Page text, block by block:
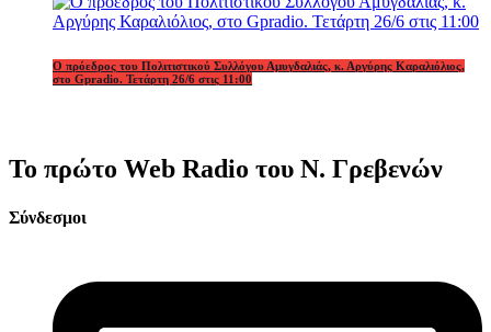
Ο πρόεδρος του Πολιτιστικού Συλλόγου Αμυγδαλιάς, κ. Αργύρης Καραλιόλιος,
στο Gpradio. Τετάρτη 26/6 στις 11:00
Το πρώτο Web Radio του Ν. Γρεβενών
Σύνδεσμοι